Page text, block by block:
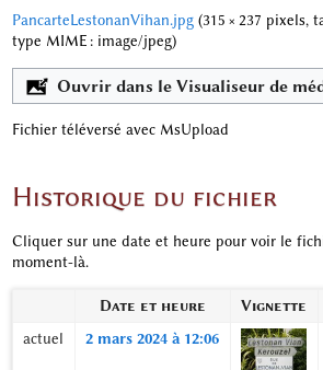
PancarteLestonanVihan.jpg‎ (315 × 237 pixels,
type MIME : image/jpeg)
Ouvrir dans le Visualiseur de
Fichier téléversé avec MsUpload
Historique du fichier
Cliquer sur une date et heure pour voir le
moment-là.
Date et heure Vignette
actuel
2 mars 2024 à 12:06